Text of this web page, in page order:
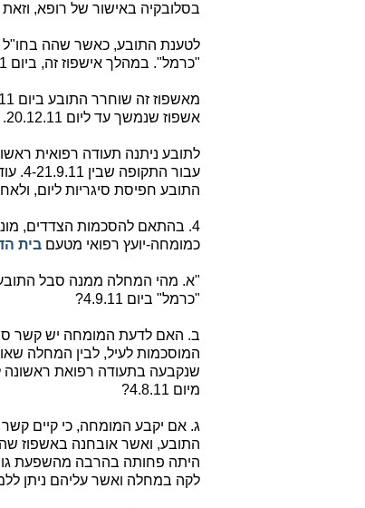
בסלובקיה באישור של רופא, וזאת עד
"כרמל". במהלך אישפוז זה, ביום 7.9.11, עבר התובע צינתור.
אשפוז שנמשך עד ליום 20.12.11.
התובע חפיסת סיגריות ליום,
כמומחה-יועץ רפואי מטעם בית
"א. מהי המחלה ממנה סבל
"כרמל" ביום 4.9.11?
מיום 4.8.11?
היתה פחותה בהרבה מהשפעת
לקה במחלה ואשר עליהם ניתן